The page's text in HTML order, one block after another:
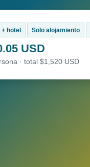
+ hotel Solo alojamiento
USD
· total $1,520 USD